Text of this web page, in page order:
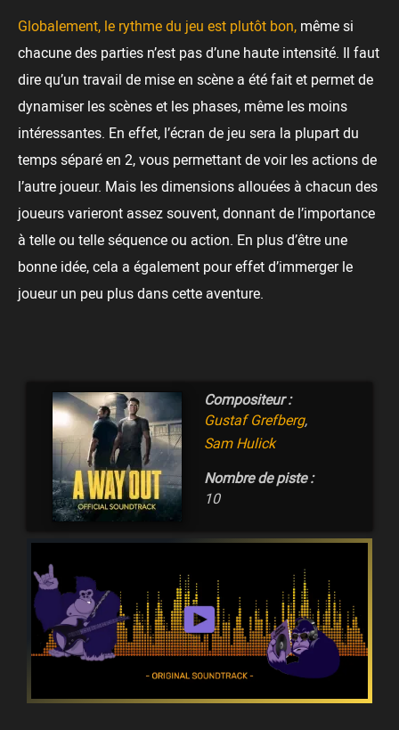
Globalement, le rythme du jeu est plutôt bon, même si
chacune des parties n’est pas d’une haute intensité. Il faut
dire qu’un travail de mise en scène a été fait et permet de
dynamiser les scènes et les phases, même les moins
intéressantes. En effet, l’écran de jeu sera la plupart du
temps séparé en 2, vous permettant de voir les actions de
l’autre joueur. Mais les dimensions allouées à chacun des
joueurs varieront assez souvent, donnant de l’importance
à telle ou telle séquence ou action. En plus d’être une
bonne idée, cela a également pour effet d’immerger le
joueur un peu plus dans cette aventure.
Compositeur :
Gustaf Grefberg,
Sam Hulick
Nombre de piste :
10